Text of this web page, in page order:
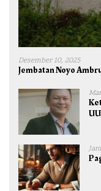
Desember 10, 2025
Jembatan Noyo